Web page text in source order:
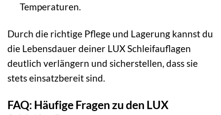
Temperaturen.
Durch die richtige Pflege und Lagerung kannst du
die Lebensdauer deiner LUX Schleifauflagen
deutlich verlängern und sicherstellen, dass sie
stets einsatzbereit sind.
FAQ: Häufige Fragen zu den LUX